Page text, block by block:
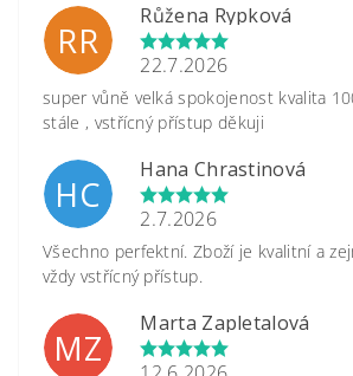
RR
Růžena Rypková
22.7.2026
super vůně velká spokojenost kvalita
stále , vstřícný přístup děkuji
HC
Hana Chrastinová
2.7.2026
Všechno perfektní. Zboží je kvalitní a
vždy vstřícný přístup.
MZ
Marta Zapletalová